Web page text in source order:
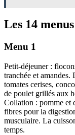
Les 14
Menu 1
Petit-déjeuner :
tranchée et amandes.
tomates cerises,
de poulet grillés aux
Collation : pomme et
fibres pour la
musculaire. La
temps.